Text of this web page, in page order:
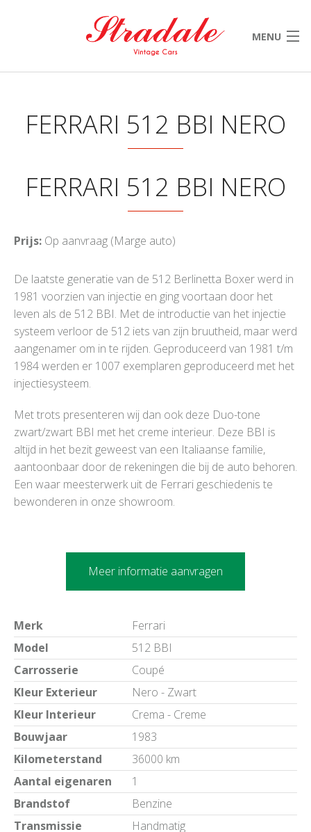
MENU
HOME
VERKOCHT
CONTACT
FERRARI 512 BBI NERO
FERRARI 512 BBI NERO
Prijs: Op aanvraag (Marge auto)
De laatste generatie van de 512 Berlinetta Boxer werd in
1981 voorzien van injectie en ging voortaan door het
leven als de 512 BBI. Met de introductie van het injectie
systeem verloor de 512 iets van zijn bruutheid, maar werd
aangenamer om in te rijden. Geproduceerd van 1981 t/m
1984 werden er 1007 exemplaren geproduceerd met het
injectiesysteem.
Met trots presenteren wij dan ook deze Duo-tone
zwart/zwart BBI met het creme interieur. Deze BBI is
altijd in het bezit geweest van een Italiaanse familie,
aantoonbaar door de rekeningen die bij de auto behoren.
Een waar meesterwerk uit de Ferrari geschiedenis te
bewonderen in onze showroom.
Meer informatie aanvragen
Merk
Ferrari
Model
512 BBI
Carrosserie
Coupé
Kleur Exterieur
Nero - Zwart
Kleur Interieur
Crema - Creme
Bouwjaar
1983
Kilometerstand
36000 km
Aantal eigenaren
1
Brandstof
Benzine
Transmissie
Handmatig